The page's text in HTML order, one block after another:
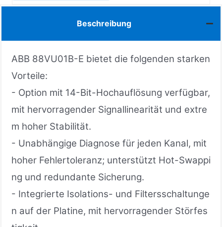
Beschreibung
ABB 88VU01B-E bietet die folgenden starken
Vorteile:
- Option mit 14-Bit-Hochauflösung verfügbar,
mit hervorragender Signallinearität und extre
m hoher Stabilität.
- Unabhängige Diagnose für jeden Kanal, mit
hoher Fehlertoleranz; unterstützt Hot-Swappi
ng und redundante Sicherung.
- Integrierte Isolations- und Filtersschaltunge
n auf der Platine, mit hervorragender Störfes